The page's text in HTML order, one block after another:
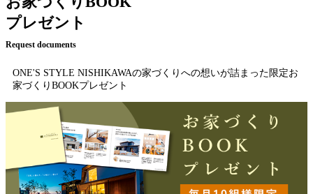
プレゼント
Request documents
ONE'S STYLE NISHIKAWAの家づくりへの想いが詰まった限定お
家づくりBOOKプレゼント